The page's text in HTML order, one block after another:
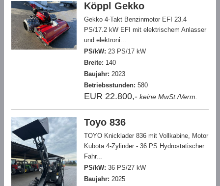
Köppl Gekko
Gekko 4-Takt Benzinmotor EFI 23.4
PS/17.2 kW EFI mit elektrischem Anlasser
und elektroni...
PS/kW: 23 PS/17 kW
Breite: 140
Baujahr: 2023
Betriebsstunden: 580
EUR 22.800,- keine MwSt./Verm.
Toyo 836
TOYO Knicklader 836 mit Vollkabine, Motor
Kubota 4-Zylinder - 36 PS Hydrostatischer
Fahr...
PS/kW: 36 PS/27 kW
Baujahr: 2025